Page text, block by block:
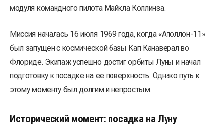
модуля командного пилота Майкла Коллинза.
Миссия началась 16 июля 1969 года, когда «Аполлон-11»
был запущен с космической базы Кап Канаверал во
Флориде. Экипаж успешно достиг орбиты Луны и начал
подготовку к посадке на ее поверхность. Однако путь к
этому моменту был долгим и непростым.
Исторический момент: посадка на Луну